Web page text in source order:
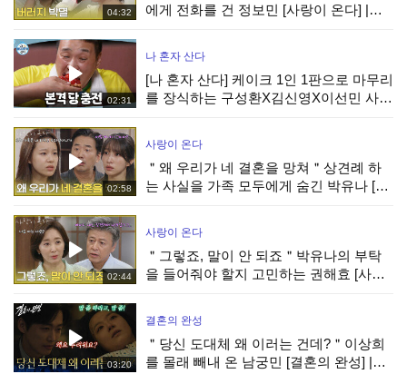
04:32
에게 전화를 건 정보민 [사랑이 온다] |
02:31
나 혼자 산다
[나 혼자 산다] 케이크 1인 1판으로 마무리
를 장식하는 구성환X김신영X이선민 사전
02:58
사랑이 온다
＂왜 우리가 네 결혼을 망쳐＂상견례 하
는 사실을 가족 모두에게 숨긴 박유나 [사
02:44
사랑이 온다
＂그렇죠, 말이 안 되죠＂박유나의 부탁
을 들어줘야 할지 고민하는 권해효 [사랑
03:20
결혼의 완성
＂당신 도대체 왜 이러는 건데?＂이상희
를 몰래 빼내 온 남궁민 [결혼의 완성] |